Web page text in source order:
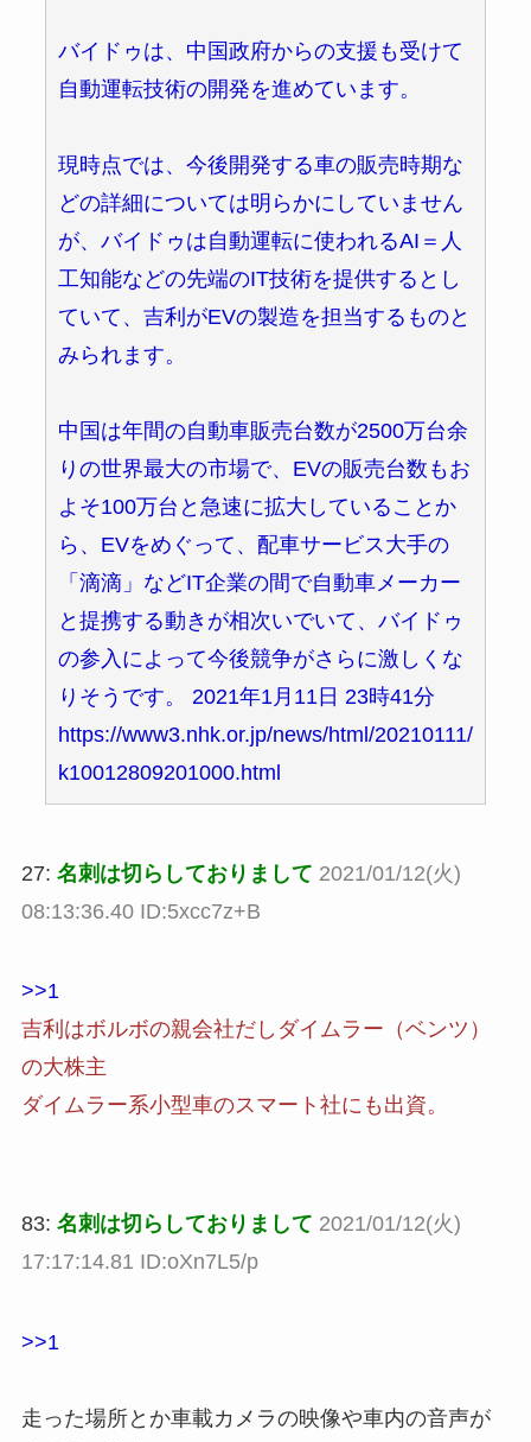
バイドゥは、中国政府からの支援も受けて
自動運転技術の開発を進めています。
現時点では、今後開発する車の販売時期な
どの詳細については明らかにしていません
が、バイドゥは自動運転に使われるAI＝人
工知能などの先端のIT技術を提供するとし
ていて、吉利がEVの製造を担当するものと
みられます。
中国は年間の自動車販売台数が2500万台余
りの世界最大の市場で、EVの販売台数もお
よそ100万台と急速に拡大していることか
ら、EVをめぐって、配車サービス大手の
「滴滴」などIT企業の間で自動車メーカー
と提携する動きが相次いでいて、バイドゥ
の参入によって今後競争がさらに激しくな
りそうです。 2021年1月11日 23時41分
https://www3.nhk.or.jp/news/html/20210111/
k10012809201000.html
27: 名刺は切らしておりまして 2021/01/12(火)
08:13:36.40 ID:5xcc7z+B
>>1
吉利はボルボの親会社だしダイムラー（ベンツ）
の大株主
ダイムラー系小型車のスマート社にも出資。
83: 名刺は切らしておりまして 2021/01/12(火)
17:17:14.81 ID:oXn7L5/p
>>1
走った場所とか車載カメラの映像や車内の音声が